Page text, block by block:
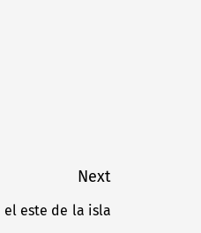
Next
el este de la isla